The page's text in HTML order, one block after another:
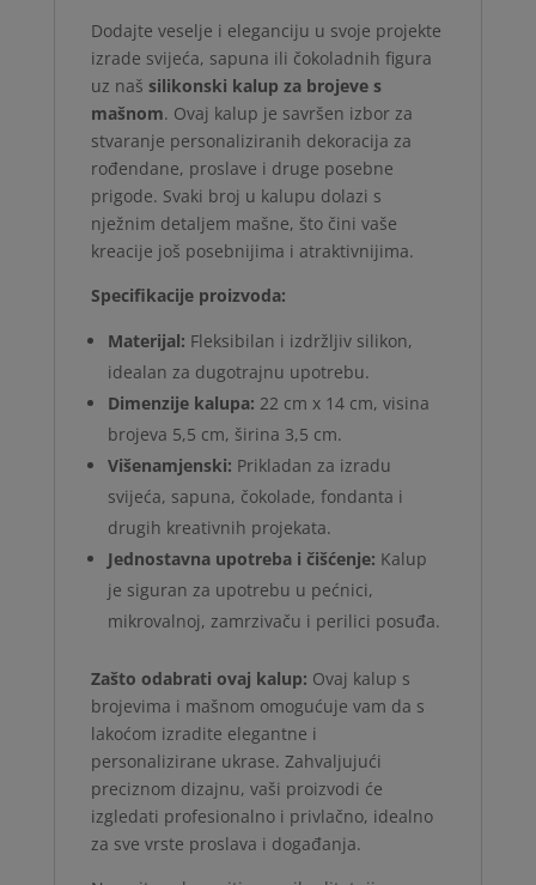
Dodajte veselje i eleganciju u svoje projekte
izrade svijeća, sapuna ili čokoladnih figura
uz naš silikonski kalup za brojeve s
mašnom. Ovaj kalup je savršen izbor za
stvaranje personaliziranih dekoracija za
rođendane, proslave i druge posebne
prigode. Svaki broj u kalupu dolazi s
nježnim detaljem mašne, što čini vaše
kreacije još posebnijima i atraktivnijima.
Specifikacije proizvoda:
Materijal: Fleksibilan i izdržljiv silikon,
idealan za dugotrajnu upotrebu.
Dimenzije kalupa: 22 cm x 14 cm, visina
brojeva 5,5 cm, širina 3,5 cm.
Višenamjenski: Prikladan za izradu
svijeća, sapuna, čokolade, fondanta i
drugih kreativnih projekata.
Jednostavna upotreba i čišćenje: Kalup
je siguran za upotrebu u pećnici,
mikrovalnoj, zamrzivaču i perilici posuđa.
Zašto odabrati ovaj kalup: Ovaj kalup s
brojevima i mašnom omogućuje vam da s
lakoćom izradite elegantne i
personalizirane ukrase. Zahvaljujući
preciznom dizajnu, vaši proizvodi će
izgledati profesionalno i privlačno, idealno
za sve vrste proslava i događanja.